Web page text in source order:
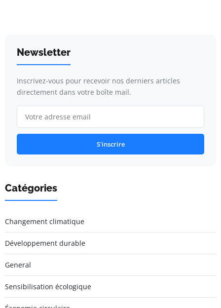
Newsletter
Inscrivez-vous pour recevoir nos derniers articles
directement dans votre boîte mail.
S'inscrire
Catégories
Changement climatique
Développement durable
General
Sensibilisation écologique